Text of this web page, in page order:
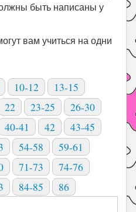
быть написаны у
вам учиться на одни
10-12
13-15
22 23-25
26-30
40-41 42
43-45
54-58
59-61
71-73
74-76
84-85 86